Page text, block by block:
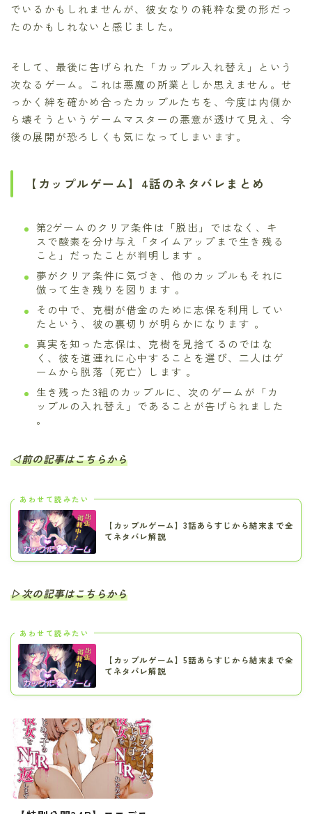
でいるかもしれませんが、彼女なりの純粋な愛の形だっ
たのかもしれないと感じました。
そして、最後に告げられた「カップル入れ替え」という
次なるゲーム。これは悪魔の所業としか思えません。せ
っかく絆を確かめ合ったカップルたちを、今度は内側か
ら壊そうというゲームマスターの悪意が透けて見え、今
後の展開が恐ろしくも気になってしまいます。
【カップルゲーム】4話のネタバレまとめ
第2ゲームのクリア条件は「脱出」ではなく、キ
スで酸素を分け与え「タイムアップまで生き残る
こと」だったことが判明します 。
夢がクリア条件に気づき、他のカップルもそれに
倣って生き残りを図ります 。
その中で、克樹が借金のために志保を利用してい
たという、彼の裏切りが明らかになります 。
真実を知った志保は、克樹を見捨てるのではな
く、彼を道連れに心中することを選び、二人はゲ
ームから脱落（死亡）します 。
生き残った3組のカップルに、次のゲームが「カ
ップルの入れ替え」であることが告げられました
。
◁前の記事はこちらから
あわせて読みたい
【カップルゲーム】3話あらすじから結末まで全
てネタバレ解説
▷次の記事はこちらから
あわせて読みたい
【カップルゲーム】5話あらすじから結末まで全
てネタバレ解説